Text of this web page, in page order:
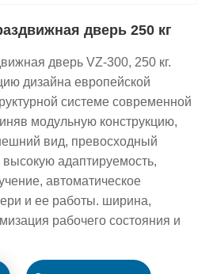
дверь 250 кг
дверь VZ-300, 250 кг.
дизайна европейской
системе современной
модульную конструкцию,
вид, превосходный
адаптируемость,
автоматическое
и ее работы. ширина,
рабочего состояния и